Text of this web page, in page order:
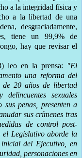
a la integridad física y
a la libertad de una
desgraciadamente,
tiene un 99,9% de
hay que revisar el
leo en la prensa:
"El
una reforma del
20 años de libertad
sexuales
sus penas, presenten a
sus crímenes tras
de control post-
el Legislativo aborde la
del Ejecutivo, en
personaciones en